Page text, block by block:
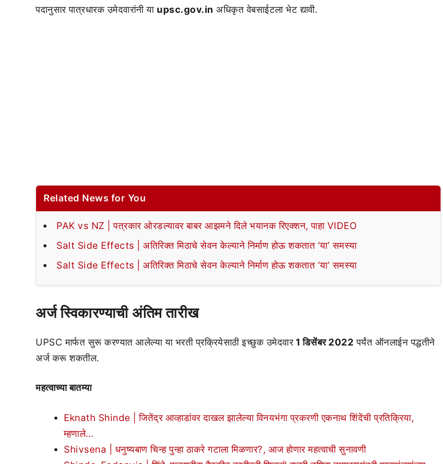
पदानुसार पात्रधारक उमेदवारांनी या upsc.gov.in अधिकृत वेबसाईटला भेट द्यावी.
Related News for You
PAK vs NZ | पत्रकार ओरडल्यावर बाबर आझमने दिले भयानक रिएक्शन, पाहा VIDEO
Salt Side Effects | अतिरिक्त मिठाचे सेवन केल्याने निर्माण होऊ शकतात ‘या’ समस्या
Salt Side Effects | अतिरिक्त मिठाचे सेवन केल्याने निर्माण होऊ शकतात ‘या’ समस्या
अर्ज स्विकारण्याची अंतिम तारीख
UPSC मार्फत सुरू करण्यात आलेल्या या भरती प्रक्रियेसाठी इच्छुक उमेदवार1 डिसेंबर 2022 पर्यंत ऑनलाईन पद्धतीने
अर्ज करू शकतील.
महत्वाच्या बातम्या
Eknath Shinde | जितेंद्र आव्हाडांवर दाखल झालेल्या विनयभंगा प्रकरणी एकनाथ शिंदेंची प्रतिक्रिया,
म्हणाले…
Shivsena | धनुष्यबाण चिन्ह पुन्हा ठाकरे गटाला मिळणार?, आज होणार महत्वाची सुनावणी